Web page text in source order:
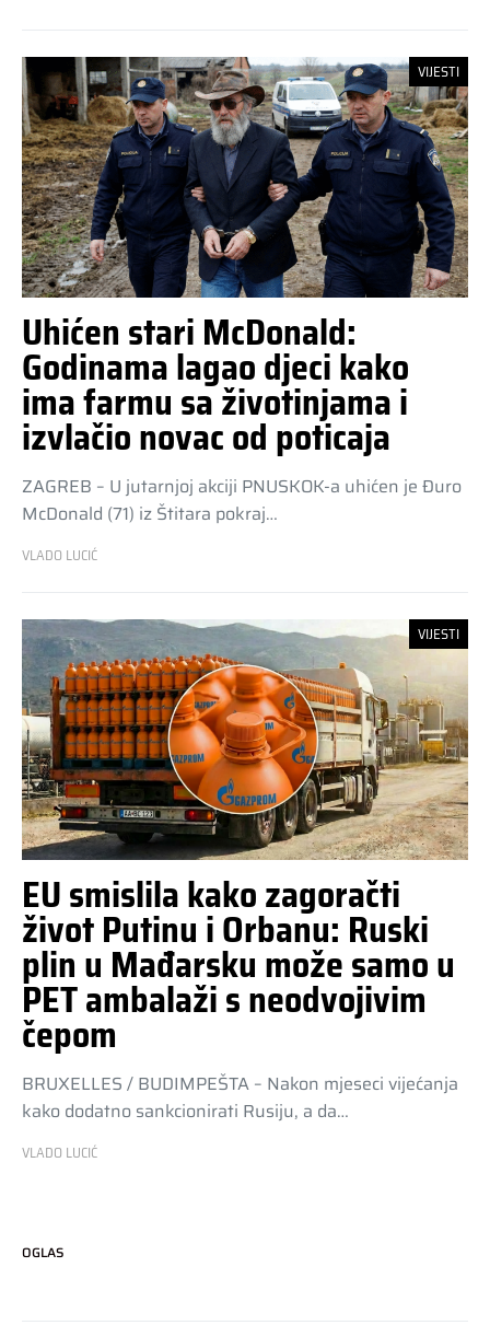
VIJESTI
Uhićen stari McDonald:
Godinama lagao djeci kako
ima farmu sa životinjama i
izvlačio novac od poticaja
ZAGREB – U jutarnjoj akciji PNUSKOK-a uhićen je Đuro
McDonald (71) iz Štitara pokraj…
VLADO LUCIĆ
VIJESTI
EU smislila kako zagoračti
život Putinu i Orbanu: Ruski
plin u Mađarsku može samo u
PET ambalaži s neodvojivim
čepom
BRUXELLES / BUDIMPEŠTA – Nakon mjeseci vijećanja
kako dodatno sankcionirati Rusiju, a da…
VLADO LUCIĆ
OGLAS